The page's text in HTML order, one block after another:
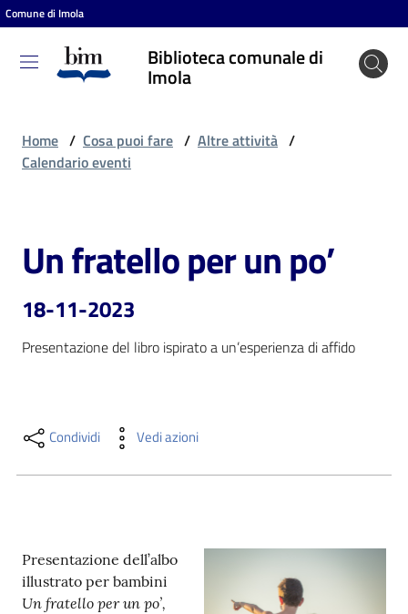
Vai al contenuto
Vai alla navigazione
Vai al footer
Comune di Imola
Biblioteca comunale di
Imola
Biblioteca
comunale
Cosa
puoi
fare
contenuti
Home / Cosa puoi fare / Altre attività /
Calendario eventi
Salta al contenuto
Un fratello per un po’
18-11-2023
Presentazione del libro ispirato a un’esperienza di affido
Condividi Vedi azioni
Presentazione dell’albo
illustrato per bambini
Un fratello per un po’,